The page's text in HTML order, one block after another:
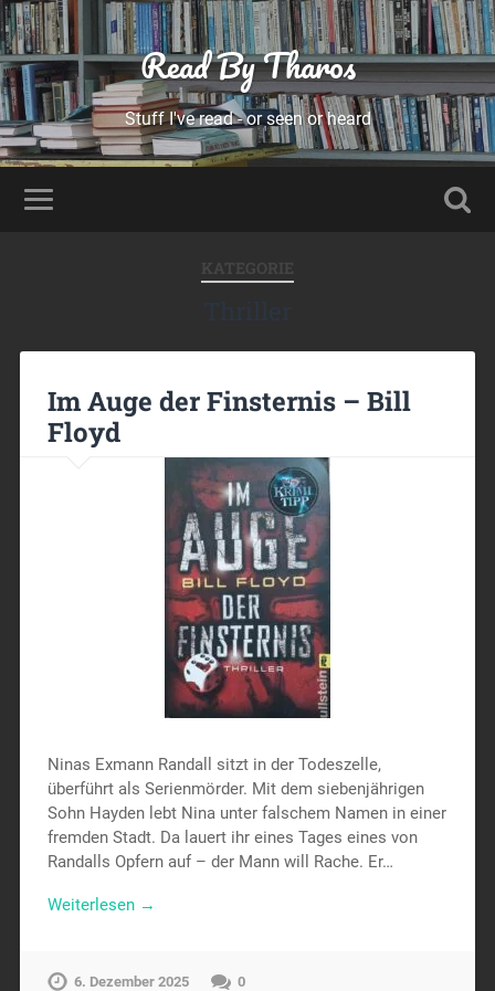
Read By Tharos
Stuff I've read - or seen or heard
KATEGORIE
Im Auge der Finsternis – Bill
Floyd
Ninas Exmann Randall sitzt in der Todeszelle,
überführt als Serienmörder. Mit dem siebenjährigen
Sohn Hayden lebt Nina unter falschem Namen in einer
fremden Stadt. Da lauert ihr eines Tages eines von
Randalls Opfern auf – der Mann will Rache. Er…
Weiterlesen →
6. Dezember 2025 0